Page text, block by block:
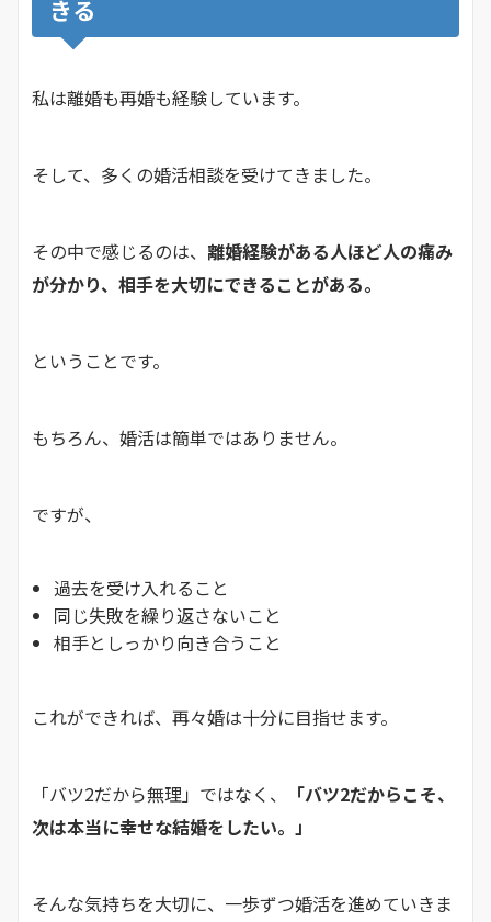
きる
私は離婚も再婚も経験しています。
そして、多くの婚活相談を受けてきました。
その中で感じるのは、 離婚経験がある人ほど人の痛み
が分かり、相手を大切にできることがある。
ということです。
もちろん、婚活は簡単ではありません。
ですが、
過去を受け入れること
同じ失敗を繰り返さないこと
相手としっかり向き合うこと
これができれば、再々婚は十分に目指せます。
「バツ2だから無理」ではなく、
「バツ2だからこそ、
次は本当に幸せな結婚をしたい。」
そんな気持ちを大切に、一歩ずつ婚活を進めていきま